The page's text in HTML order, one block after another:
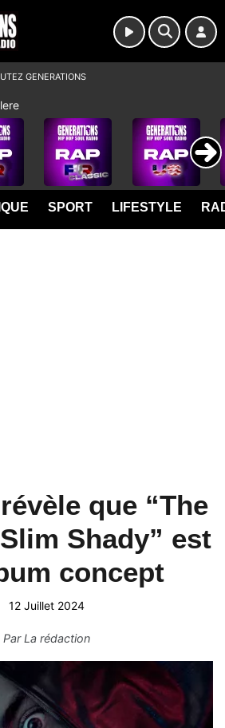
SPORT LIFESTYLE
que “The
Shady” est
concept
12 Juillet 2024
ParLa rédaction
GENERATIONS